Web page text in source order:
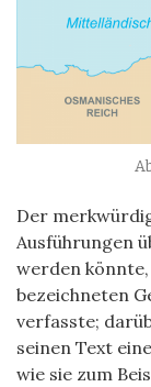
Der
Ausführungen
werden
bezeichneten
verfasste;
seinen Text
wie sie zum